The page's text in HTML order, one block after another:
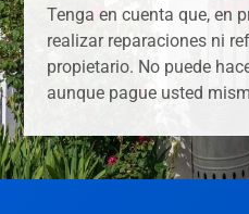
Tenga en cuenta que, en
realizar reparaciones ni
propietario. No puede
aunque pague usted